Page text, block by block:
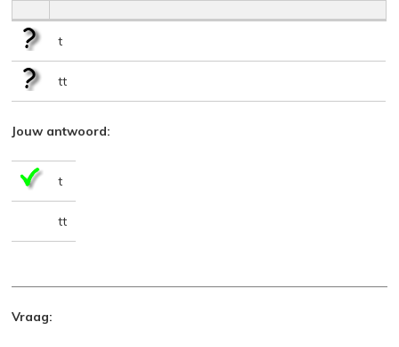
t
tt
Jouw antwoord:
t
tt
Vraag: